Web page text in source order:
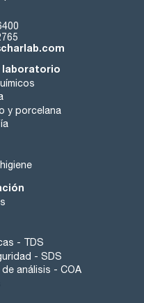
laboratorio
y porcelana
- TDS
- SDS
análisis - COA